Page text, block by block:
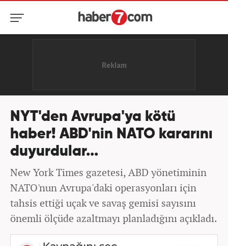
NYT'den Avrupa'ya kötü
haber! ABD'nin NATO kararını
duyurdular...
New York Times gazetesi, ABD yönetiminin
NATO'nun Avrupa'daki operasyonları için
tahsis ettiği uçak ve savaş gemisi sayısını
önemli ölçüde azaltmayı planladığını açıkladı.